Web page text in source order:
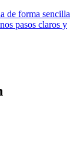
de forma sencilla
pasos claros y